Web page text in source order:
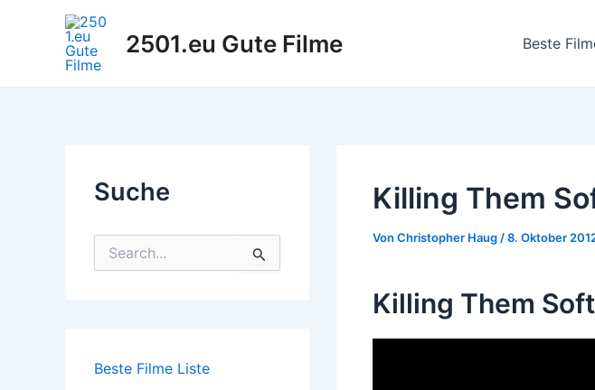
2501.eu Gute Filme Beste
Suche
a
Beste Filme Liste
Killing Them
Von Christopher Haug /8. Oktober
Killing Them